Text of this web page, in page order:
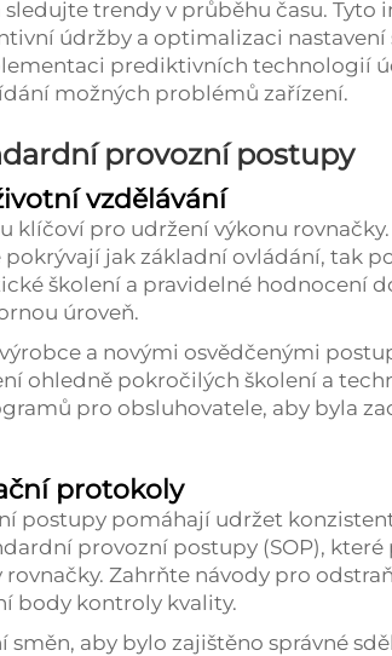
trendy v průběhu času. Tyto
údržby a optimalizaci
prediktivních technologií
možných problémů zařízení.
provozní postupy
vzdělávání
klíčoví pro udržení výkonu
jak základní ovládání, tak
školení a pravidelné hodnocení
úroveň.
a novými osvědčenými
ohledně pokročilých školení a
pro obsluhovatele, aby byla
protokoly
postupy pomáhají udržet
provozní postupy (SOP), které
Zahrňte návody pro
body kontroly kvality.
aby bylo zajištěno správné